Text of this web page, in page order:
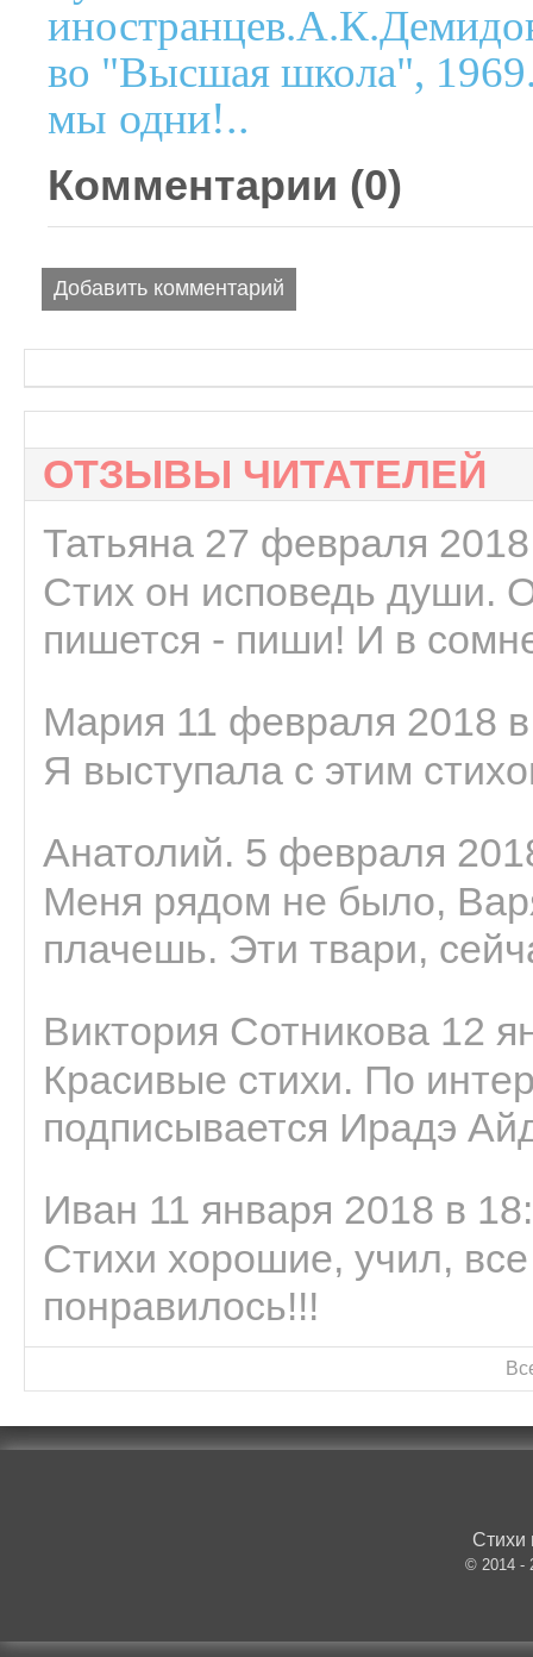
во "Высшая школа",
мы одни!..
Комментарии (0)
Добавить комментарий
ОТЗЫВЫ ЧИТАТЕЛЕЙ
Татьяна 27 февраля
Стих он исповедь души.
пишется - пиши! И в
Мария 11 февраля 2018
Я выступала с этим
Анатолий. 5 февраля
Меня рядом не было,
плачешь. Эти твари,
Виктория Сотникова 12
Красивые стихи. По
подписывается Ирадэ
Иван 11 января 2018 в
Стихи хорошие, учил,
понравилось!!!
Стихи
© 2014 -